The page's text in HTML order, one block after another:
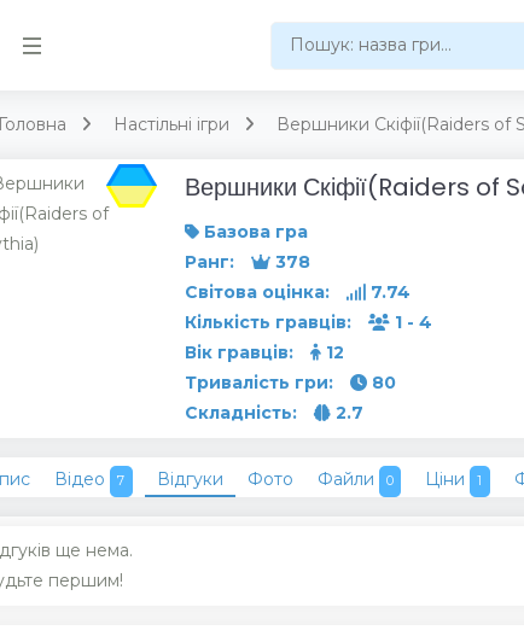
Головна Настільні ігри Вершники Скіфії(Raiders of
Вершники Скіфії(Raiders of
Базова гра
Ранг:
378
Світова оцінка:
7.74
Кількість гравців:
1 - 4
Вік гравців:
12
Тривалість гри:
80
Складність:
2.7
Відео 7 Відгуки Фото Файли 0 Ціни 1
ще нема.
першим!